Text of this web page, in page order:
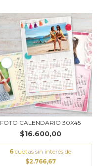
FOTO CALENDARIO 30X45
$16.600,00
6 cuotas sin interés de
$2.766,67